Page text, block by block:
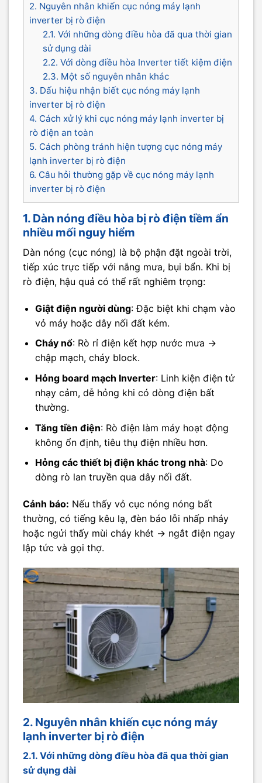
2. Nguyên nhân khiến cục nóng máy lạnh
inverter bị rò điện
2.1. Với những dòng điều hòa đã qua thời gian
sử dụng dài
2.2. Với dòng điều hòa Inverter tiết kiệm điện
2.3. Một số nguyên nhân khác
3. Dấu hiệu nhận biết cục nóng máy lạnh
inverter bị rò điện
4. Cách xử lý khi cục nóng máy lạnh inverter bị
rò điện an toàn
5. Cách phòng tránh hiện tượng cục nóng máy
lạnh inverter bị rò điện
6. Câu hỏi thường gặp về cục nóng máy lạnh
inverter bị rò điện
1. Dàn nóng điều hòa bị rò điện tiềm ẩn
nhiều mối nguy hiểm
Dàn nóng (cục nóng) là bộ phận đặt ngoài trời,
tiếp xúc trực tiếp với nắng mưa, bụi bẩn. Khi bị
rò điện, hậu quả có thể rất nghiêm trọng:
Giật điện người dùng: Đặc biệt khi chạm vào
vỏ máy hoặc dây nối đất kém.
Cháy nổ: Rò rỉ điện kết hợp nước mưa →
chập mạch, cháy block.
Hỏng board mạch Inverter: Linh kiện điện tử
nhạy cảm, dễ hỏng khi có dòng điện bất
thường.
Tăng tiền điện: Rò điện làm máy hoạt động
không ổn định, tiêu thụ điện nhiều hơn.
Hỏng các thiết bị điện khác trong nhà: Do
dòng rò lan truyền qua dây nối đất.
Cảnh báo: Nếu thấy vỏ cục nóng nóng bất
thường, có tiếng kêu lạ, đèn báo lỗi nhấp nháy
hoặc ngửi thấy mùi cháy khét → ngắt điện ngay
lập tức và gọi thợ.
2. Nguyên nhân khiến cục nóng máy
lạnh inverter bị rò điện
2.1. Với những dòng điều hòa đã qua thời gian
sử dụng dài